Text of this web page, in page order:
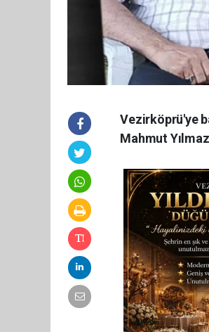
Vezirköprü'ye
Mahmut